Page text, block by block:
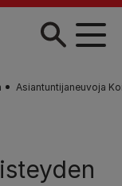
Asiantuntijaneuvoja